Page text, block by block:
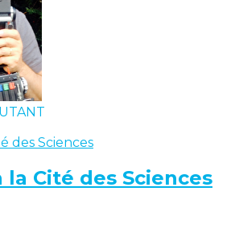
la Cité des Sciences